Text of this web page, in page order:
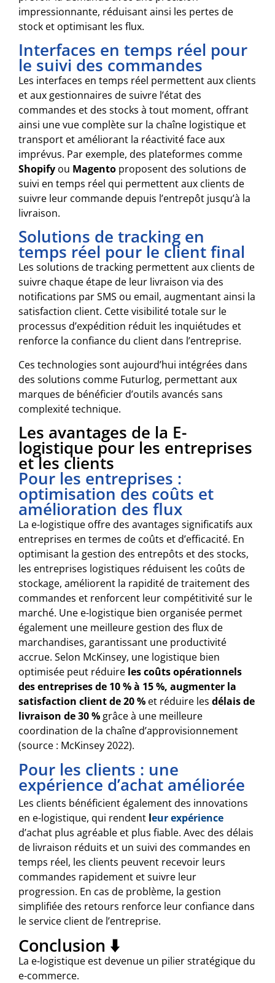
impressionnante, réduisant ainsi les pertes de
stock et optimisant les flux.
Interfaces en temps réel pour
le suivi des commandes
Les interfaces en temps réel permettent aux clients
et aux gestionnaires de suivre l’état des
commandes et des stocks à tout moment, offrant
ainsi une vue complète sur la chaîne logistique et
transport et améliorant la réactivité face aux
imprévus. Par exemple, des plateformes comme
Shopify ou Magento proposent des solutions de
suivi en temps réel qui permettent aux clients de
suivre leur commande depuis l’entrepôt jusqu’à la
livraison.
Solutions de tracking en
temps réel pour le client final
Les solutions de tracking permettent aux clients de
suivre chaque étape de leur livraison via des
notifications par SMS ou email, augmentant ainsi la
satisfaction client. Cette visibilité totale sur le
processus d’expédition réduit les inquiétudes et
renforce la confiance du client dans l’entreprise.
Ces technologies sont aujourd’hui intégrées dans
des solutions comme Futurlog, permettant aux
marques de bénéficier d’outils avancés sans
complexité technique.
Les avantages de la E-
logistique pour les entreprises
et les clients
Pour les entreprises :
optimisation des coûts et
amélioration des flux
La e-logistique offre des avantages significatifs aux
entreprises en termes de coûts et d’efficacité. En
optimisant la gestion des entrepôts et des stocks,
les entreprises logistiques réduisent les coûts de
stockage, améliorent la rapidité de traitement des
commandes et renforcent leur compétitivité sur le
marché. Une e-logistique bien organisée permet
également une meilleure gestion des flux de
marchandises, garantissant une productivité
accrue. Selon McKinsey, une logistique bien
optimisée peut réduire les coûts opérationnels
des entreprisesde 10 % à 15 %, augmenter la
satisfaction clientde 20 % et réduire les délais de
livraison de 30 % grâce à une meilleure
coordination de la chaîne d’approvisionnement
(source : McKinsey 2022).
Pour les clients : une
expérience d’achat améliorée
Les clients bénéficient également des innovations
en e-logistique, qui rendent leur expérience
d’achat plus agréable et plus fiable. Avec des délais
de livraison réduits et un suivi des commandes en
temps réel, les clients peuvent recevoir leurs
commandes rapidement et suivre leur
progression. En cas de problème, la gestion
simplifiée des retours renforce leur confiance dans
le service client de l’entreprise.
Conclusion ⬇️
La e-logistique est devenue un pilier stratégique du
e-commerce.